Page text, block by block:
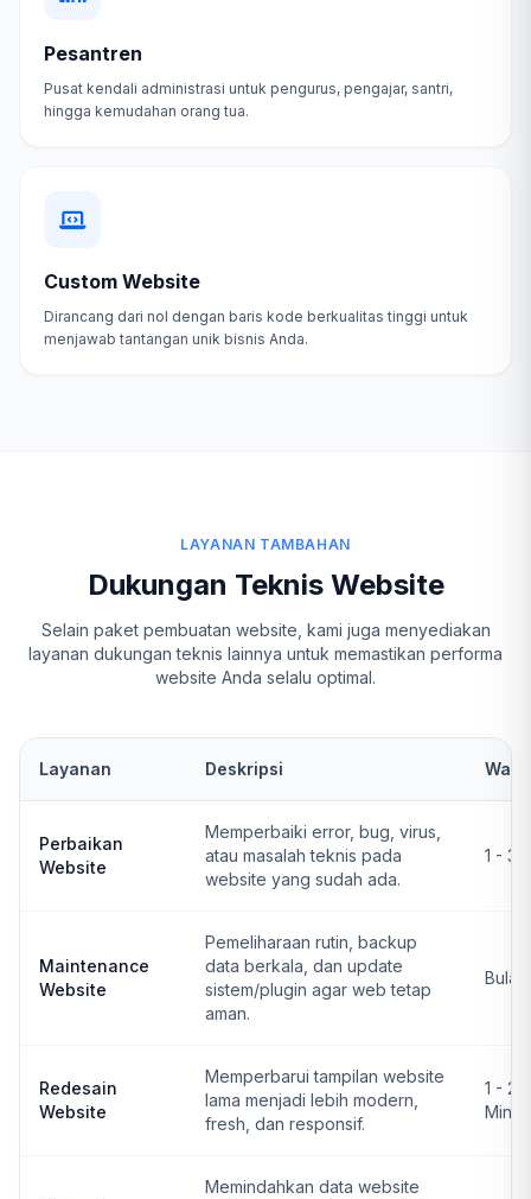
Pesantren
Pusat kendali administrasi untuk pengurus, pengajar, santri,
hingga kemudahan orang tua.
Custom Website
Dirancang dari nol dengan baris kode berkualitas tinggi untuk
menjawab tantangan unik bisnis Anda.
LAYANAN TAMBAHAN
Dukungan Teknis Website
Selain paket pembuatan website, kami juga menyediakan
layanan dukungan teknis lainnya untuk memastikan performa
website Anda selalu optimal.
Layanan Deskripsi
Perbaikan
Website
Memperbaiki error, bug, virus,
atau masalah teknis pada
website yang sudah ada.
1 - 3
Maintenance
Website
Pemeliharaan rutin, backup
data berkala, dan update
sistem/plugin agar web tetap
aman.
Redesain
Website
Memperbarui tampilan website
lama menjadi lebih modern,
fresh, dan responsif.
1 - 2
Memindahkan data website